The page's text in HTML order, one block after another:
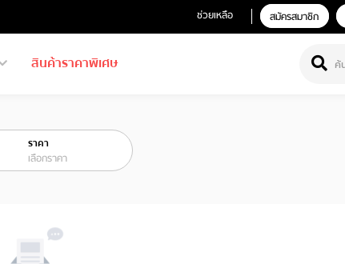
ช่วยเหลือ สมัครสมาชิก
สินค้าราคาพิเศษ
ราคา
เลือกราคา